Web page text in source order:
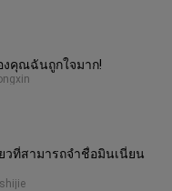
คุณฉันถูกใจมาก!
วที่สามารถจำชื่อมินเนี่ยน